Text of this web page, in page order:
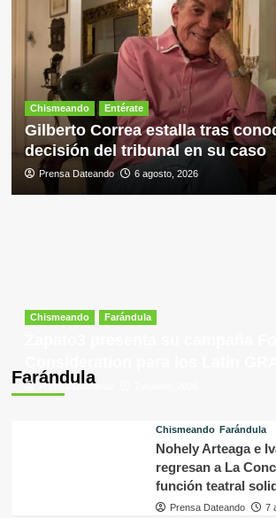
Chismeando Entérate
Gilberto Correa estalla tras
decisión del tribunal en su caso
Prensa Dateando 6 agosto, 2026
Farándula
Chismeando Farándula
Prensa Dateando
Chismeando Farándula
Nohely Arteaga e
regresan a La
función teatral
Prensa Dateando 7